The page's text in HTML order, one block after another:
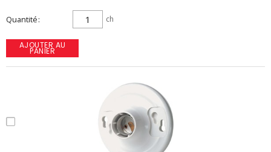
Quantité ch
AJOUTER AU
PANIER